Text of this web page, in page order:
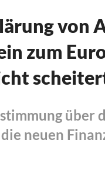
von
zum
über
neuen